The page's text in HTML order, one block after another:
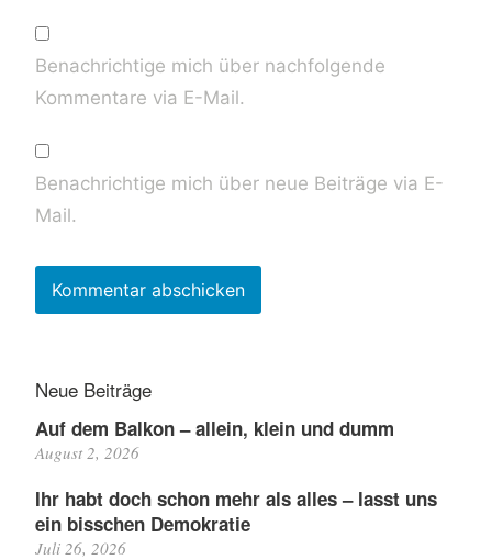
Benachrichtige mich über nachfolgende
Kommentare via E-Mail.
Benachrichtige mich über neue Beiträge via E-
Mail.
Neue Beiträge
Auf dem Balkon – allein, klein und dumm
August 2, 2026
Ihr habt doch schon mehr als alles – lasst uns
ein bisschen Demokratie
Juli 26, 2026